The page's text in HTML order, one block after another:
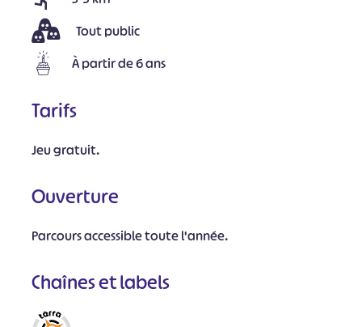
Tout public
À partir de 6 ans
Tarifs
Jeu gratuit.
Ouverture
Parcours accessible toute l'année.
Chaînes et labels